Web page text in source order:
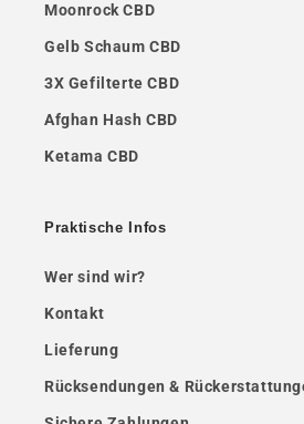
Moonrock CBD
Gelb Schaum CBD
3X Gefilterte CBD
Afghan Hash CBD
Ketama CBD
Praktische Infos
Wer sind wir?
Kontakt
Lieferung
Rücksendungen &